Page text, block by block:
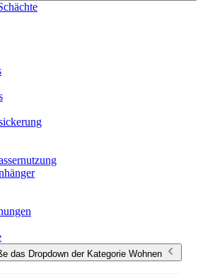
das Dropdown der Kategorie Wohnen